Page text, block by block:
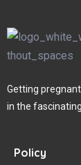
Getting
in the
Policy